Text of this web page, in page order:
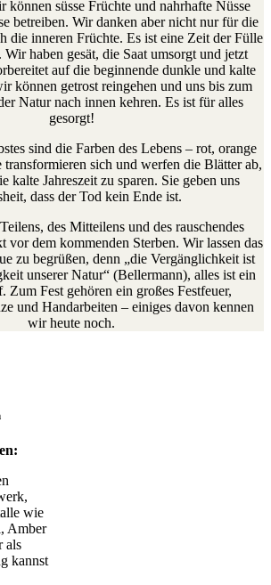
können süsse Früchte und nahrhafte Nüsse
betreiben. Wir danken aber nicht nur für die
die inneren Früchte. Es ist eine Zeit der Fülle
haben gesät, die Saat umsorgt und jetzt
auf die beginnende dunkle und kalte
können getrost reingehen und uns bis zum
Natur nach innen kehren. Es ist für alles
gesorgt!
sind die Farben des Lebens – rot, orange
sich und werfen die Blätter ab,
kalte Jahreszeit zu sparen. Sie geben uns
dass der Tod kein Ende ist.
des Mitteilens und des rauschendes
vor dem kommenden Sterben. Wir lassen das
zu begrüßen, denn „die Vergänglichkeit ist
unserer Natur“ (Bellermann), alles ist ein
Zum Fest gehören ein großes Festfeuer,
und Handarbeiten – einiges davon kennen
wir heute noch.
wie
Amber
als
kannst